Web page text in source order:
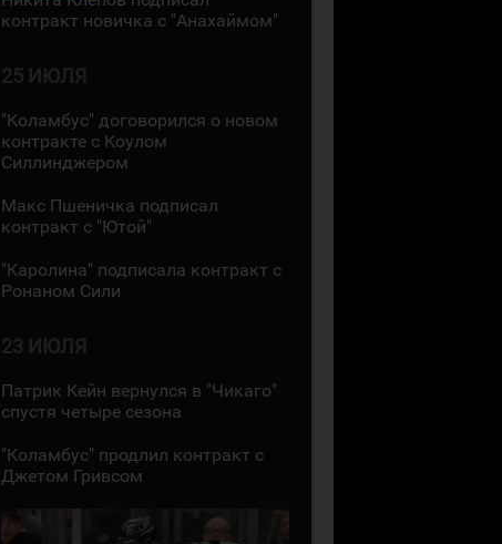
контракт новичка с "Анахаймом"
25 ИЮЛЯ
"Коламбус" договорился о новом
контракте с Коулом
Силлинджером
Макс Пшеничка подписал
контракт с "Ютой"
"Каролина" подписала контракт с
Ронаном Сили
23 ИЮЛЯ
Патрик Кейн вернулся в "Чикаго"
спустя четыре сезона
"Коламбус" продлил контракт с
Джетом Гривсом